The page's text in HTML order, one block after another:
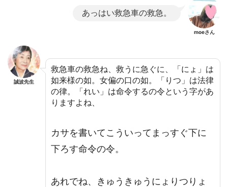
あっはい救急車の救急。
moeさん
誠波先生
救急車の救急ね、救うに急ぐに、「にょ」は
如来様の如。女偏の口の如。「りつ」は法律
の律。「れい」は命令するの令という字があ
りますよね、
カサを書いてこういってまっすぐ下に
下ろす命令の令。
あれでね、きゅうきゅうにょりつりょ